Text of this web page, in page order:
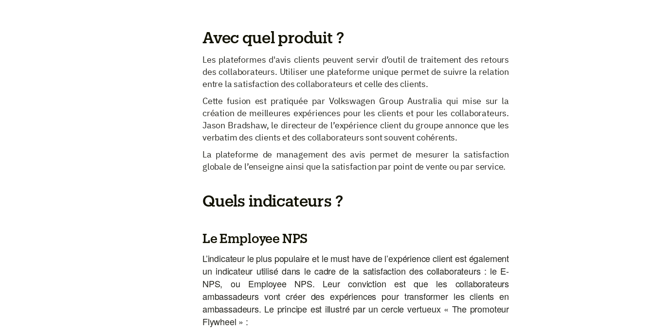
Avec quel produit ?
Les plateformes d'avis clients peuvent servir d’outil de traitement des retours
des collaborateurs. Utiliser une plateforme unique permet de suivre la relation
entre la satisfaction des collaborateurs et celle des clients.
Cette fusion est pratiquée par Volkswagen Group Australia qui mise sur la
création de meilleures expériences pour les clients et pour les collaborateurs.
Jason Bradshaw, le directeur de l’expérience client du groupe annonce que les
verbatim des clients et des collaborateurs sont souvent cohérents.
La plateforme de management des avis permet de mesurer la satisfaction
globale de l’enseigne ainsi que la satisfaction par point de vente ou par service.
Quels indicateurs ?
Le Employee NPS
L’indicateur le plus populaire et le must have de l’expérience client est également
un indicateur utilisé dans le cadre de la satisfaction des collaborateurs : le E-
NPS, ou Employee NPS. Leur conviction est que les collaborateurs
ambassadeurs vont créer des expériences pour transformer les clients en
ambassadeurs. Le principe est illustré par un cercle vertueux « The promoteur
Flywheel » :